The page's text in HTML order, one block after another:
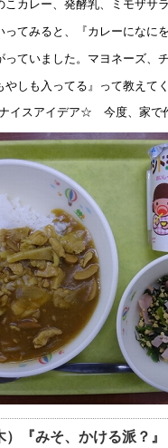
会を実施します
）に延期します。
考実施要項を掲載しま
のお知らせ
学会について
新について
う会」のお知らせ
針
カレー、発酵乳、ミモザサラ
てみると、『カレーになにを
っていました。マヨネーズ、
やしも入ってる』って教えて
イスアイデア☆ 今度、家で
）『みそ、かける派？』